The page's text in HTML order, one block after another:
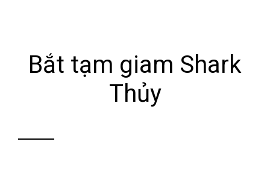
Bắt tạm giam Shark
Thủy